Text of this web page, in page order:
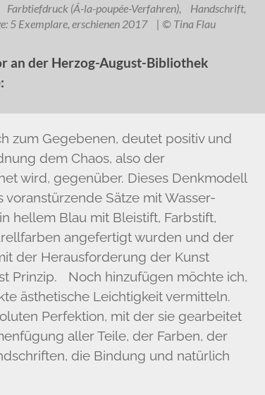
Farbtiefdruck (Á-la-poupée-Verfahren), Handschrift,
5 Exemplare, erschienen 2017 | © Tina Flau
an der Herzog-August-Bibliothek
zum Gegebenen, deutet positiv und
dem Chaos, also der
wird, gegenüber. Dieses Denkmodell
Sätze mit Wasser-
hellem Blau mit Bleistift, Farbstift,
angefertigt wurden und der
der Herausforderung der Kunst
Prinzip. Noch hinzufügen möchte ich,
ästhetische Leichtigkeit vermitteln.
Perfektion, mit der sie gearbeitet
aller Teile, der Farben, der
die Bindung und natürlich